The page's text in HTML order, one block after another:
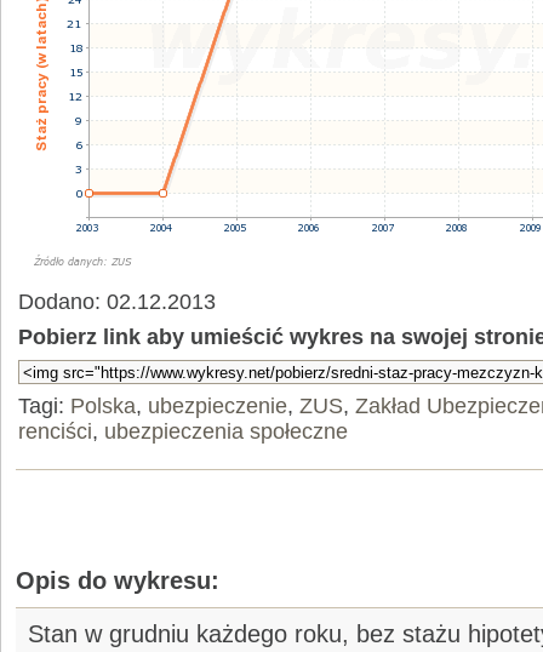
Dodano: 02.12.2013
Pobierz link aby umieścić wykres na swojej
Tagi: Polska, ubezpieczenie, ZUS, Zakład
renciści, ubezpieczenia społeczne
Opis do wykresu:
Stan w grudniu każdego roku, bez stażu